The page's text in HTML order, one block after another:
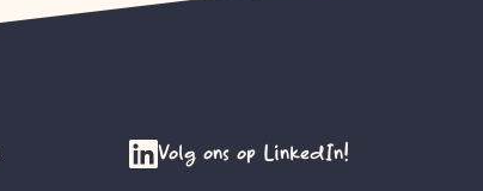
Volg ons op LinkedIn!